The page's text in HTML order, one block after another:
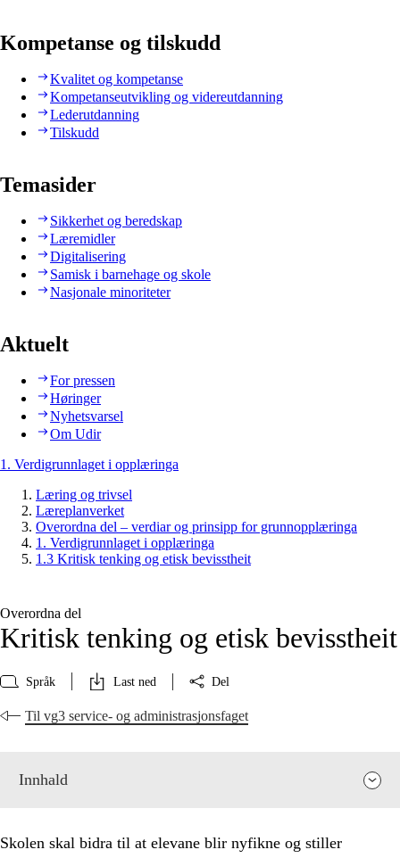
Kompetanse og tilskudd
Kvalitet og kompetanse
Kompetanseutvikling og videreutdanning
Lederutdanning
Tilskudd
Temasider
Sikkerhet og beredskap
Læremidler
Digitalisering
Samisk i barnehage og skole
Nasjonale minoriteter
Aktuelt
For pressen
Høringer
Nyhetsvarsel
Om Udir
1. Verdigrunnlaget i opplæringa
Læring og trivsel
Læreplanverket
Overordna del – verdiar og prinsipp for grunnopplæringa
1. Verdigrunnlaget i opplæringa
1.3 Kritisk tenking og etisk bevisstheit
Overordna del
Kritisk tenking og etisk bevisstheit
Språk Last ned Del
Til vg3 service- og administrasjonsfaget
Innhald
Skolen skal bidra til at elevane blir nyfikne og stiller